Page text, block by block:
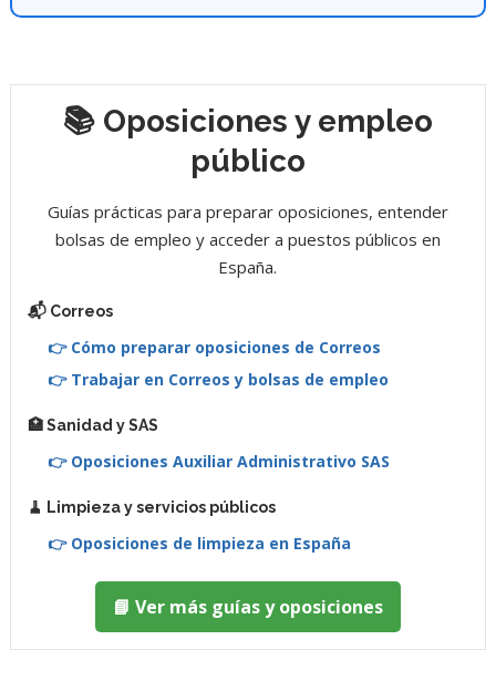
📚 Oposiciones y empleo
público
Guías prácticas para preparar oposiciones, entender
bolsas de empleo y acceder a puestos públicos en
España.
📬 Correos
👉 Cómo preparar oposiciones de Correos
👉 Trabajar en Correos y bolsas de empleo
🏥 Sanidad y SAS
👉 Oposiciones Auxiliar Administrativo SAS
🧹 Limpieza y servicios públicos
👉 Oposiciones de limpieza en España
📘 Ver más guías y oposiciones